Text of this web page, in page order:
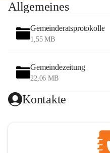
Allgemeines
Gemeinderatsprotokolle
1,55 MB
Gemeindezeitung
22,06 MB
Kontakte